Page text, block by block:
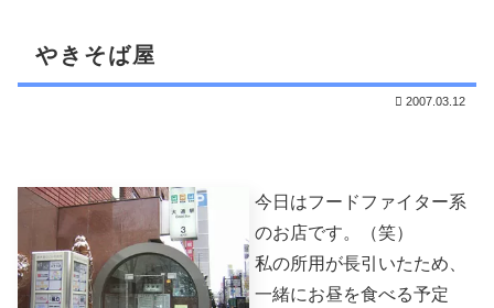
やきそば屋
2007.03.12
今日はフードファイター系
のお店です。（笑）
私の所用が長引いたため、
一緒にお昼を食べる予定